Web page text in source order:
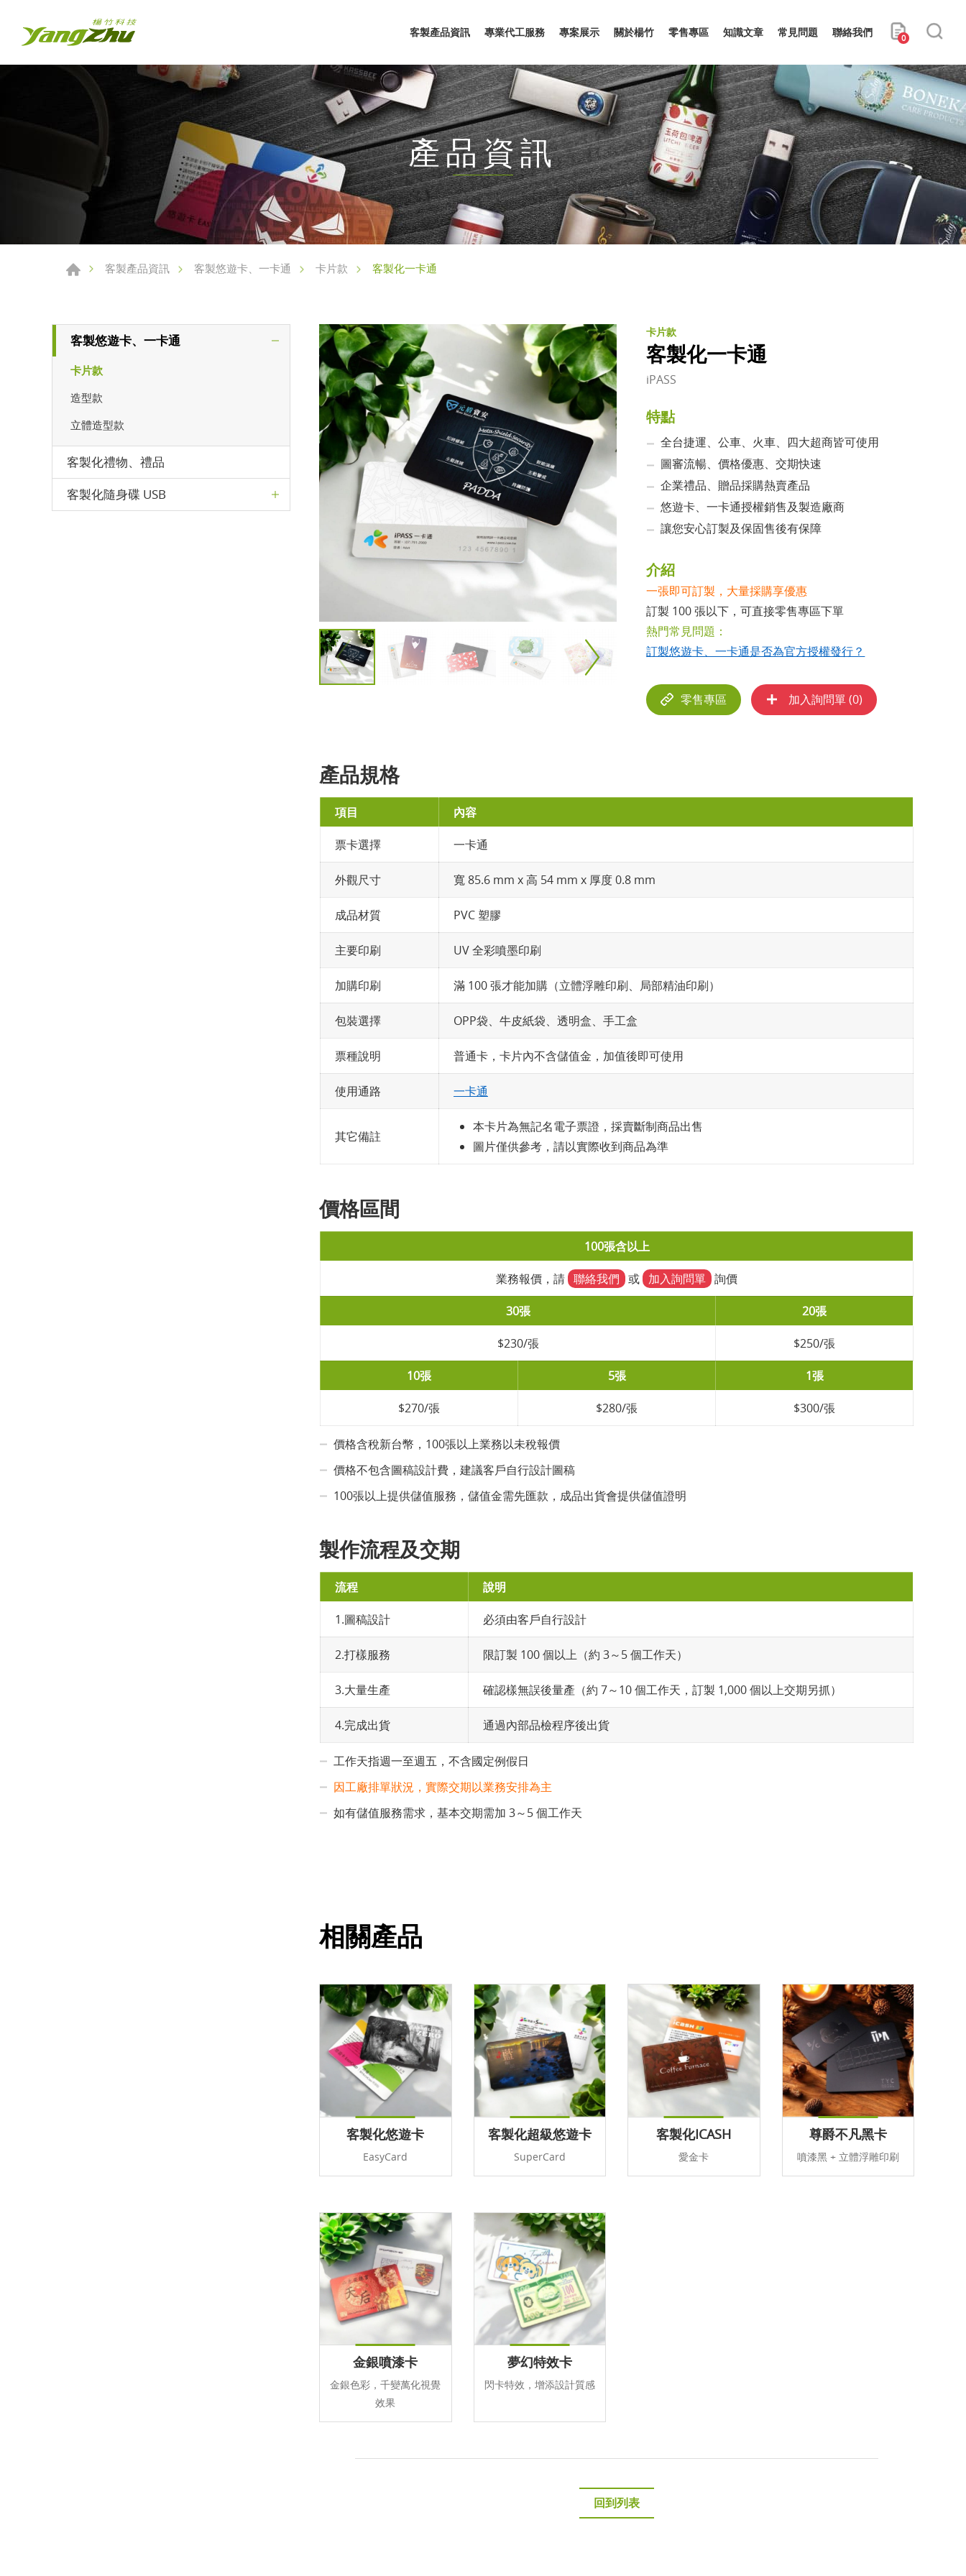
客製產品資訊 專業代工服務 專案展示 關於楊竹 零售專區 知識文章 常見問題 聯絡我們 0
產品資訊
客製產品資訊 客製悠遊卡、一卡通 卡片款 客製化一卡通
客製悠遊卡、一卡通
卡片款
造型款
立體造型款
客製化禮物、禮品
客製化隨身碟 USB
卡片款
客製化一卡通
iPASS
特點
全台捷運、公車、火車、四大超商皆可使用
圖審流暢、價格優惠、交期快速
企業禮品、贈品採購熱賣產品
悠遊卡、一卡通授權銷售及製造廠商
讓您安心訂製及保固售後有保障
介紹
一張即可訂製，大量採購享優惠
訂製 100 張以下，可直接零售專區下單
熱門常見問題：
訂製悠遊卡、一卡通是否為官方授權發行？
零售專區 加入詢問單 (0)
產品規格
項目 內容
票卡選擇 一卡通
外觀尺寸 寬 85.6 mm x 高 54 mm x 厚度 0.8 mm
成品材質 PVC 塑膠
主要印刷 UV 全彩噴墨印刷
加購印刷 滿 100 張才能加購（立體浮雕印刷、局部精油印刷）
包裝選擇 OPP袋、牛皮紙袋、透明盒、手工盒
票種說明 普通卡，卡片內不含儲值金，加值後即可使用
使用通路 一卡通
其它備註
本卡片為無記名電子票證，採賣斷制商品出售
圖片僅供參考，請以實際收到商品為準
價格區間
100張含以上
業務報價，請 聯絡我們 或 加入詢問單 詢價
30張 20張
$230/張 $250/張
10張 5張 1張
$270/張 $280/張 $300/張
價格含稅新台幣，100張以上業務以未稅報價
價格不包含圖稿設計費，建議客戶自行設計圖稿
100張以上提供儲值服務，儲值金需先匯款，成品出貨會提供儲值證明
製作流程及交期
流程 說明
1.圖稿設計 必須由客戶自行設計
2.打樣服務 限訂製 100 個以上（約 3～5 個工作天）
3.大量生產 確認樣無誤後量產（約 7～10 個工作天，訂製 1,000 個以上交期另抓）
4.完成出貨 通過內部品檢程序後出貨
工作天指週一至週五，不含國定例假日
因工廠排單狀況，實際交期以業務安排為主
如有儲值服務需求，基本交期需加 3～5 個工作天
相關產品
客製化悠遊卡
EasyCard
客製化超級悠遊卡
SuperCard
客製化ICASH
愛金卡
尊爵不凡黑卡
噴漆黑 + 立體浮雕印刷
金銀噴漆卡
金銀色彩，千變萬化視覺
效果
夢幻特效卡
閃卡特效，增添設計質感
回到列表